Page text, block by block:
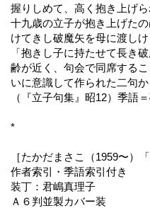
握りしめて、高く抱き上げ
十九歳の立子が抱き上げた
けてきし破魔矢を母に渡し
「抱きし子に持たせて長き
齢が近く、句会で同席する
いに意識して作られた二句か
（『立子句集』昭12）季語
*
［たかだまさこ（1959〜）
作者索引・季語索引付き
装丁：君嶋真理子
Ａ６判並製カバー装